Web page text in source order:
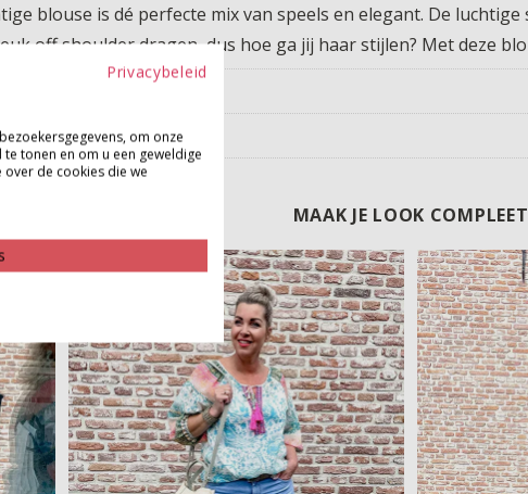
blouse is dé perfecte mix van speels en elegant. De
off shoulder dragen, dus hoe ga jij haar stijlen? Met deze
MAAK JE LOOK COMPLEET
Privacybeleid
om onze
tonen en om u een geweldige
de cookies die we